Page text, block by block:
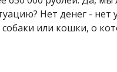
Нет денег - нет
или кошки, о